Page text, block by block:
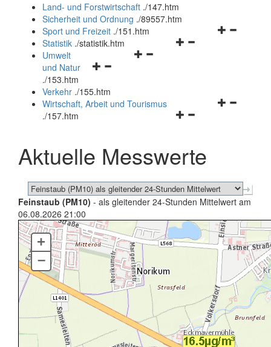
und
schließen
Land- und Forstwirtschaft ./147.htm
Sicherheit und Ordnung ./89557.htm
Navigationsmenü
Sport und Freizeit ./151.htm
Navigationsmenü
Statistik ./statistik.htm
Navigationsmenü
und
schließen
Umwelt
und Natur
./153.htm
Verkehr ./155.htm
Navigationsmenü
schließen
Wirtschaft, Arbeit und Tourismus
./157.htm
Aktuelle Messwerte
Feinstaub (PM10) - als gleitender 24-Stunden Mittelwert am
06.08.2026 21:00
+
–